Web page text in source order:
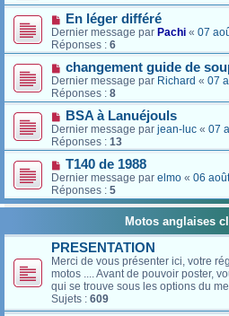
En léger différé
Dernier message par Pachi « 07
Réponses : 6
changement guide de
Dernier message par Richard « 07
Réponses : 8
BSA à Lanuéjouls
Dernier message par jean-luc « 07
Réponses : 13
T140 de 1988
Dernier message par elmo « 06
Réponses : 5
Motos anglaises
PRESENTATION
Merci de vous présenter ici, votre
motos .... Avant de pouvoir poster,
qui se trouve sous les options du
Sujets : 609